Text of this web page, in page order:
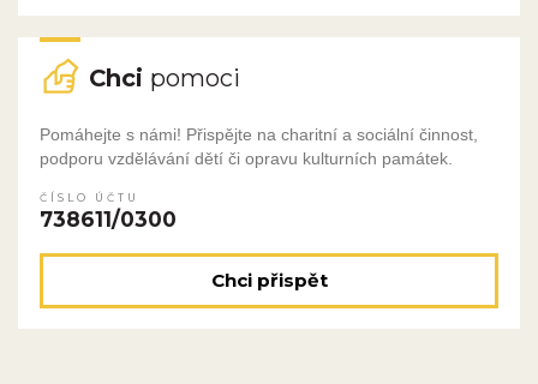
Chci pomoci
Pomáhejte s námi! Přispějte na charitní a sociální činnost,
podporu vzdělávání dětí či opravu kulturních památek.
ČÍSLO ÚČTU
738611/0300
Chci přispět